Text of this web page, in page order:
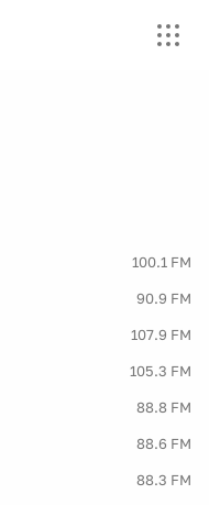
100.1 FM
90.9 FM
107.9 FM
105.3 FM
88.8 FM
88.6 FM
88.3 FM